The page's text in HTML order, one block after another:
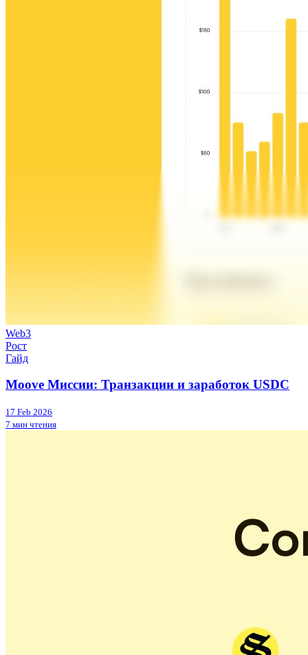
Web3
Рост
Гайд
Moove Миссии: Транзакции и заработок USDC
17 Feb 2026
7 мин чтения